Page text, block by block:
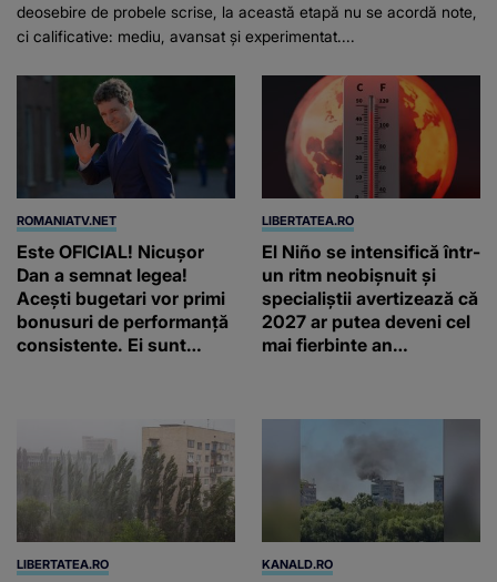
deosebire de probele scrise, la această etapă nu se acordă note,
ci calificative: mediu, avansat și experimentat....
ROMANIATV.NET
Este OFICIAL! Nicușor
Dan a semnat legea!
Acești bugetari vor primi
bonusuri de performanță
consistente. Ei sunt
LIBERTATEA.RO
El Niño se intensifică într-
un ritm neobișnuit și
specialiștii avertizează că
2027 ar putea deveni cel
mai fierbinte an
LIBERTATEA.RO KANALD.RO